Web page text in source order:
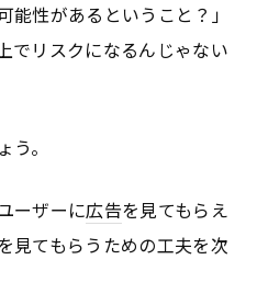
能性があるということ？」
でリスクになるんじゃない
。
ーザーに広告を見てもらえ
見てもらうための工夫を次